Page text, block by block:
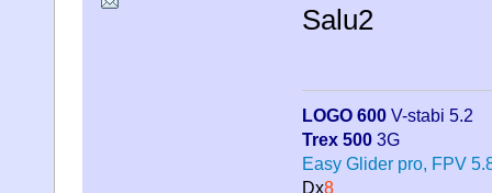
Salu2
LOGO 600V-stabi 5.2
Trex 500 3G
Easy Glider pro, FPV
Dx8